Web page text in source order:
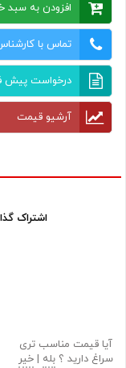
افزودن به سبد
تماس با
درخواست پیش
آرشیو قیمت
اشتراک
آیا قیمت مناسب تری
سراغ دارید ؟ بله | خیر